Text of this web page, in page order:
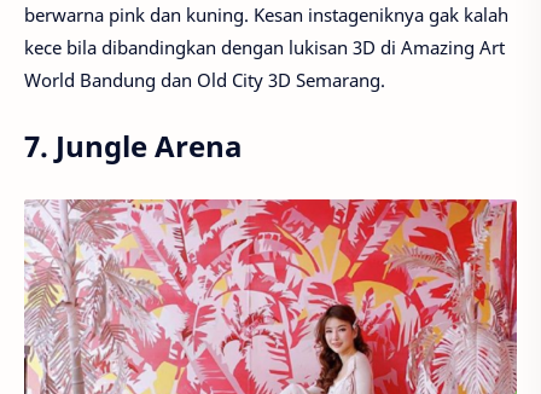
berwarna pink dan kuning. Kesan instageniknya gak kalah
kece bila dibandingkan dengan lukisan 3D di Amazing Art
World Bandung dan Old City 3D Semarang.
7. Jungle Arena